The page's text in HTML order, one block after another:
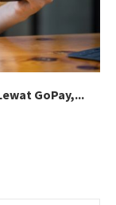
GoPay,...